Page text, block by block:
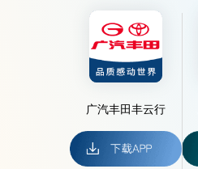
广汽丰田丰云行